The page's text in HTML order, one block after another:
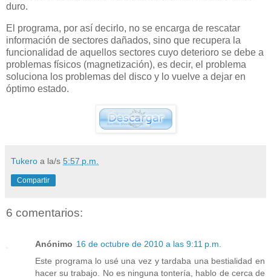
duro.
El programa, por así decirlo, no se encarga de rescatar
información de sectores dañados, sino que recupera la
funcionalidad de aquellos sectores cuyo deterioro se debe a
problemas físicos (magnetización), es decir, el problema
soluciona los problemas del disco y lo vuelve a dejar en
óptimo estado.
Tukero a la/s 5:57 p.m.
Compartir
6 comentarios:
Anónimo 16 de octubre de 2010 a las 9:11 p.m.
Este programa lo usé una vez y tardaba una bestialidad en
hacer su trabajo. No es ninguna tontería, hablo de cerca de